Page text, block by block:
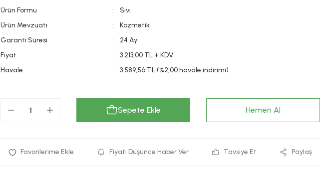
Ürün Formu
Sıvı
Ürün Mevzuatı
Kozmetik
Garanti Süresi
24 Ay
Fiyat
3.213,00 TL + KDV
Havale
3.589,56 TL (%2,00 havale indirimi)
Sepete Ekle Hemen Al
Fiyatı Düşünce Haber Ver Tavsiye Et Paylaş